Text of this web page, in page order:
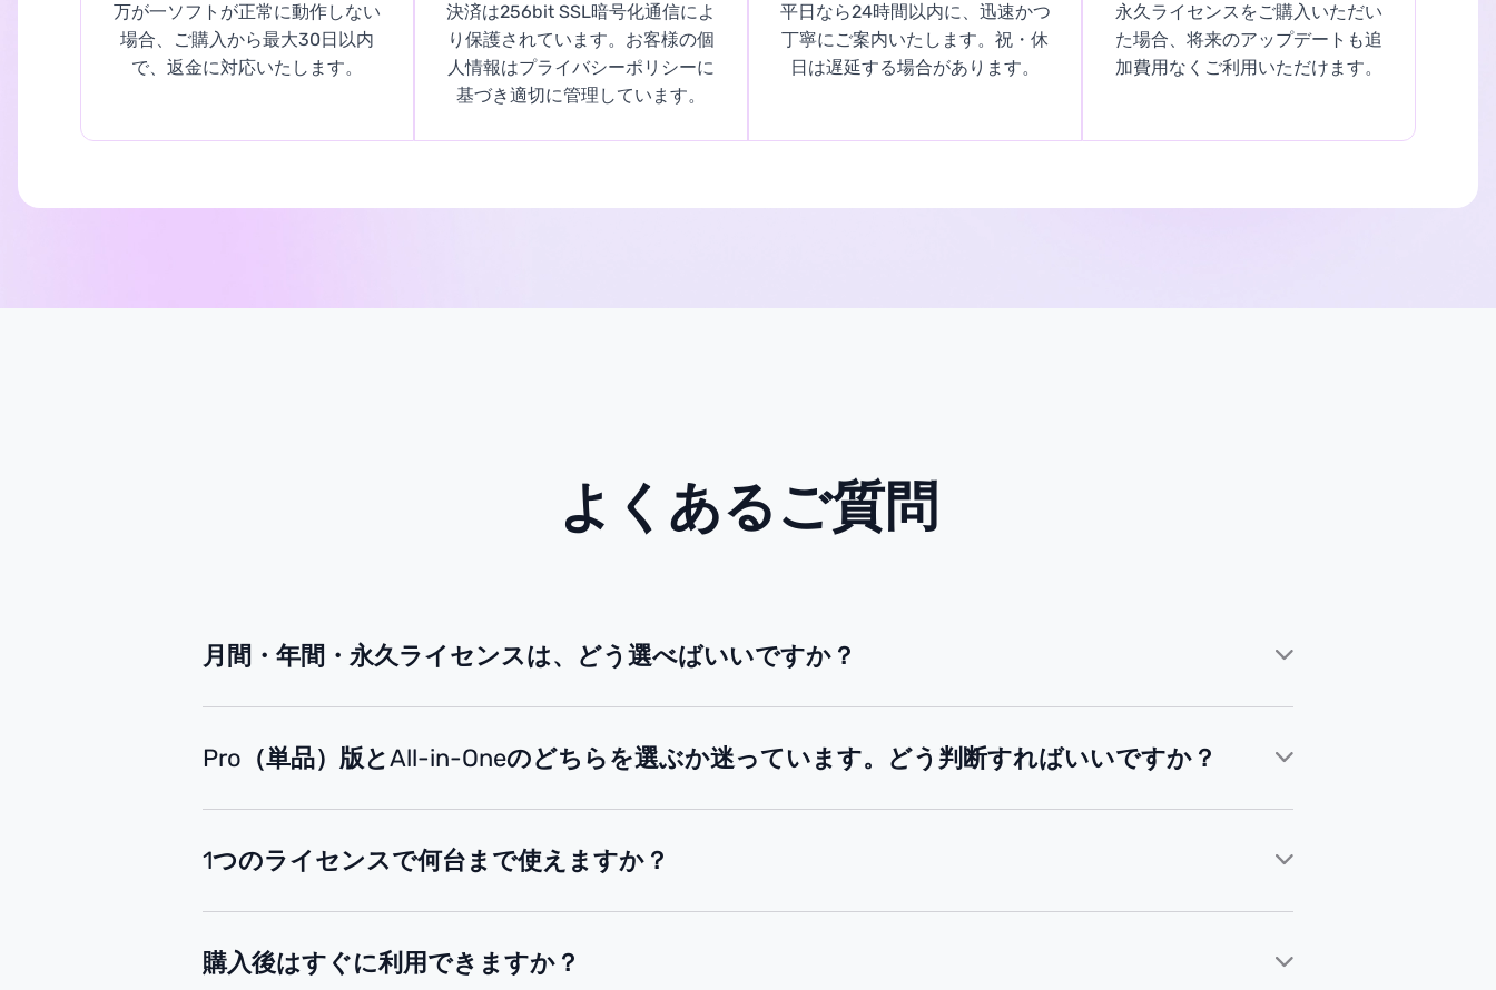
万が一ソフトが正常に動作しない
場合、ご購入から最大30日以内
で、返金に対応いたします。
決済は256bit SSL暗号化通信によ
り保護されています。お客様の個
人情報はプライバシーポリシーに
基づき適切に管理しています。
平日なら24時間以内に、迅速かつ
丁寧にご案内いたします。祝・休
日は遅延する場合があります。
永久ライセンスをご購入いただい
た場合、将来のアップデートも追
加費用なくご利用いただけます。
よくあるご質問
月間・年間・永久ライセンスは、どう選べばいいですか？
Pro（単品）版とAll-in-Oneのどちらを選ぶか迷っています。どう判断すればいいですか？
1つのライセンスで何台まで使えますか？
購入後はすぐに利用できますか？